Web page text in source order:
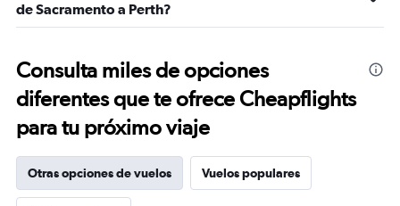
de Sacramento a Perth?
Consulta miles de opciones
diferentes que te ofrece Cheapflights
para tu próximo viaje
Otras opciones de vuelos Vuelos populares